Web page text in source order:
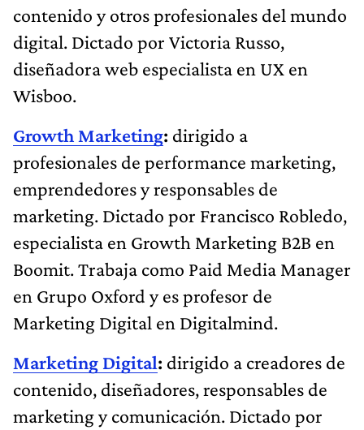
contenido y otros profesionales del mundo
digital. Dictado por Victoria Russo,
diseñadora web especialista en UX en
Wisboo.
Growth Marketing: dirigido a
profesionales de performance marketing,
emprendedores y responsables de
marketing. Dictado por Francisco Robledo,
especialista en Growth Marketing B2B en
Boomit. Trabaja como Paid Media Manager
en Grupo Oxford y es profesor de
Marketing Digital en Digitalmind.
Marketing Digital: dirigido a creadores de
contenido, diseñadores, responsables de
marketing y comunicación. Dictado por